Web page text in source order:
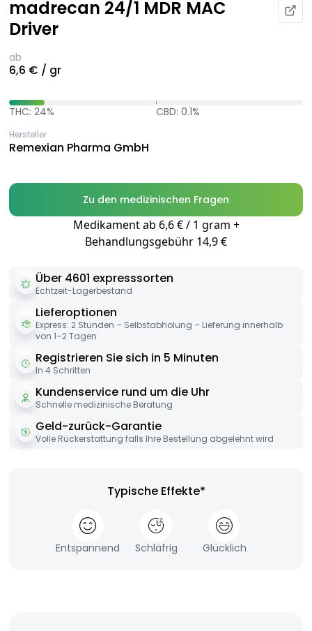
madrecan 24/1 MDR MAC
Driver
ab
6,6 € / gr
THC: 24% CBD: 0.1%
Hersteller
Remexian Pharma GmbH
Zu den medizinischen Fragen
Medikament ab 6,6 € / 1 gram +
Behandlungsgebühr 14,9 €
Über 4601 expresssorten
Echtzeit-Lagerbestand
Lieferoptionen
Express: 2 Stunden – Selbstabholung – Lieferung innerhalb
von 1–2 Tagen
Registrieren Sie sich in 5 Minuten
In 4 Schritten
Kundenservice rund um die Uhr
Schnelle medizinische Beratung
Geld-zurück-Garantie
Volle Rückerstattung falls Ihre Bestellung abgelehnt wird
Typische Effekte*
Entspannend Schläfrig Glücklich